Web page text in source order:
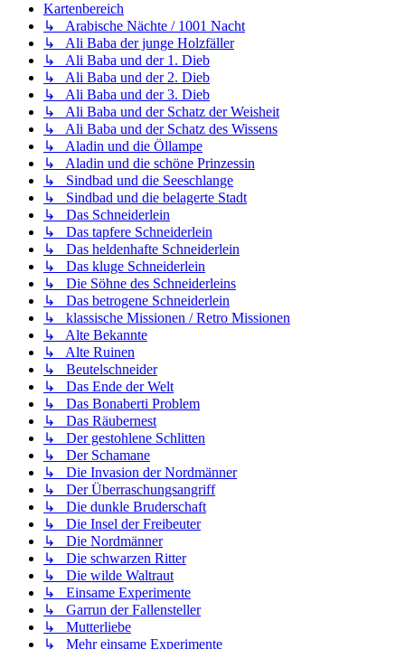
Kartenbereich
↳ Arabische Nächte / 1001 Nacht
↳ Ali Baba der junge Holzfäller
↳ Ali Baba und der 1. Dieb
↳ Ali Baba und der 2. Dieb
↳ Ali Baba und der 3. Dieb
↳ Ali Baba und der Schatz der Weisheit
↳ Ali Baba und der Schatz des Wissens
↳ Aladin und die Öllampe
↳ Aladin und die schöne Prinzessin
↳ Sindbad und die Seeschlange
↳ Sindbad und die belagerte Stadt
↳ Das Schneiderlein
↳ Das tapfere Schneiderlein
↳ Das heldenhafte Schneiderlein
↳ Das kluge Schneiderlein
↳ Die Söhne des Schneiderleins
↳ Das betrogene Schneiderlein
↳ klassische Missionen / Retro Missionen
↳ Alte Bekannte
↳ Alte Ruinen
↳ Beutelschneider
↳ Das Ende der Welt
↳ Das Bonaberti Problem
↳ Das Räubernest
↳ Der gestohlene Schlitten
↳ Der Schamane
↳ Die Invasion der Nordmänner
↳ Der Überraschungsangriff
↳ Die dunkle Bruderschaft
↳ Die Insel der Freibeuter
↳ Die Nordmänner
↳ Die schwarzen Ritter
↳ Die wilde Waltraut
↳ Einsame Experimente
↳ Garrun der Fallensteller
↳ Mutterliebe
↳ Mehr einsame Experimente